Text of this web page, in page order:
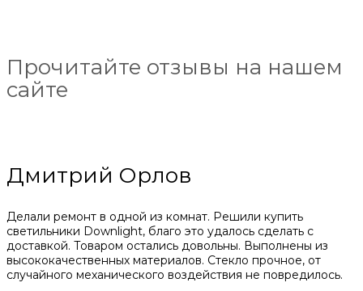
Прочитайте отзывы на нашем
сайте
Дмитрий Орлов
Делали ремонт в одной из комнат. Решили купить
светильники Downlight, благо это удалось сделать с
доставкой. Товаром остались довольны. Выполнены из
высококачественных материалов. Стекло прочное, от
случайного механического воздействия не повредилось.